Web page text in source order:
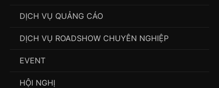
DỊCH VỤ QUẢNG CÁO
DỊCH VỤ ROADSHOW CHUYÊN NGHIỆP
EVENT
HỘI NGHỊ